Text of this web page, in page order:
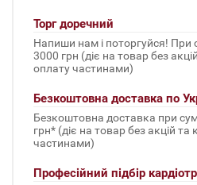
Торг доречний
Напиши нам і поторгуйся! При
3000 грн (діє на товар без
оплату частинами)
Безкоштовна доставка по
Безкоштовна доставка при
грн* (діє на товар без акцій та
частинами)
Професійний підбір